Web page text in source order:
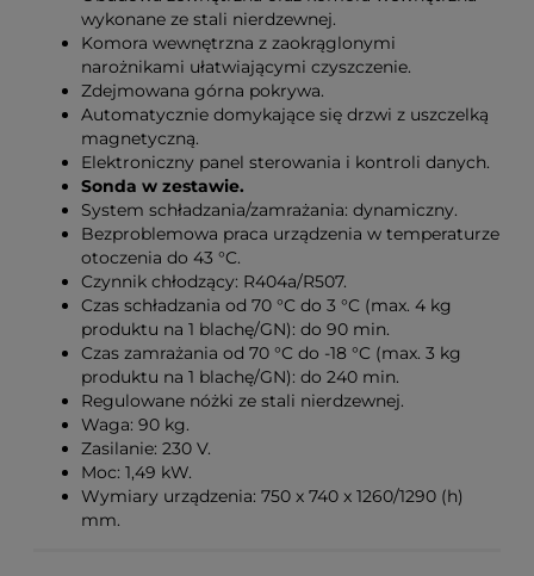
wykonane ze stali nierdzewnej.
Komora wewnętrzna z zaokrąglonymi
narożnikami ułatwiającymi czyszczenie.
Zdejmowana górna pokrywa.
Automatycznie domykające się drzwi z uszczelką
magnetyczną.
Elektroniczny panel sterowania i kontroli danych.
Sonda w zestawie.
System schładzania/zamrażania: dynamiczny.
Bezproblemowa praca urządzenia w temperaturze
otoczenia do 43 °C.
Czynnik chłodzący: R404a/R507.
Czas schładzania od 70 °C do 3 °C (max. 4 kg
produktu na 1 blachę/GN): do 90 min.
Czas zamrażania od 70 °C do -18 °C (max. 3 kg
produktu na 1 blachę/GN): do 240 min.
Regulowane nóżki ze stali nierdzewnej.
Waga: 90 kg.
Zasilanie: 230 V.
Moc: 1,49 kW.
Wymiary urządzenia: 750 x 740 x 1260/1290 (h)
mm.